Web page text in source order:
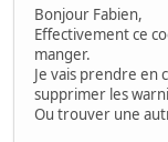
Bonjour Fabien,
Effectivement ce
manger.
Je vais prendre en
supprimer les
Ou trouver une